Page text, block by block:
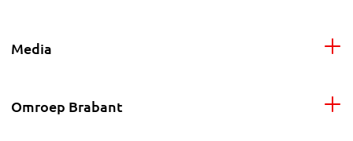
Media
Omroep Brabant